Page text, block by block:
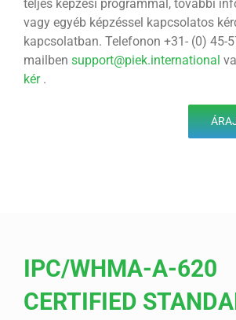
teljes képzési programmal, további
vagy egyéb képzéssel kapcsolatos
kapcsolatban. Telefonon +31- (0) 45-
mailben support@piek.international
kér.
IPC/WHMA-A-620
CERTIFIED